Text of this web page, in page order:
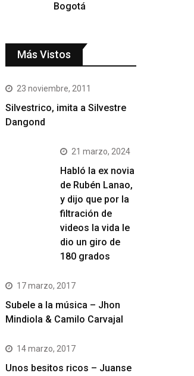
Bogotá
Más Vistos
23 noviembre, 2011
Silvestrico, imita a Silvestre
Dangond
21 marzo, 2024
Habló la ex novia
de Rubén Lanao,
y dijo que por la
filtración de
videos la vida le
dio un giro de
180 grados
17 marzo, 2017
Subele a la música – Jhon
Mindiola & Camilo Carvajal
14 marzo, 2017
Unos besitos ricos – Juanse